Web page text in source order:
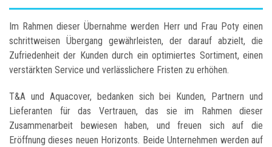
Im Rahmen dieser Übernahme werden Herr und Frau Poty einen
schrittweisen Übergang gewährleisten, der darauf abzielt, die
Zufriedenheit der Kunden durch ein optimiertes Sortiment, einen
verstärkten Service und verlässlichere Fristen zu erhöhen.
T&A und Aquacover, bedanken sich bei Kunden, Partnern und
Lieferanten für das Vertrauen, das sie im Rahmen dieser
Zusammenarbeit bewiesen haben, und freuen sich auf die
Eröffnung dieses neuen Horizonts. Beide Unternehmen werden auf